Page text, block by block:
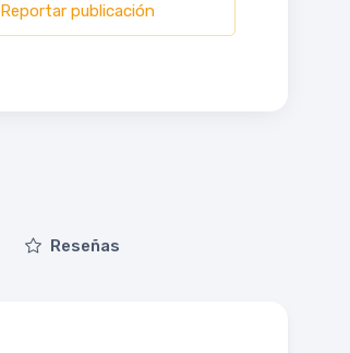
Reportar publicación
Reseñas